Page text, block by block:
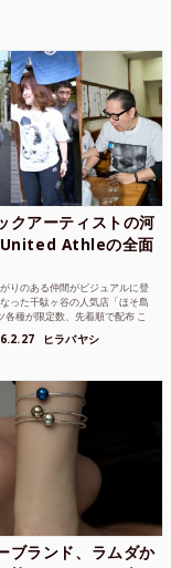
クアーティストの河
United Athleの全面
りのある仲間がビジュアルに登
った千駄ヶ谷の人気店「ほそ島
各種が限定数、先着順で配布 こ
ヒラバヤシ
ブランド、ラムダか